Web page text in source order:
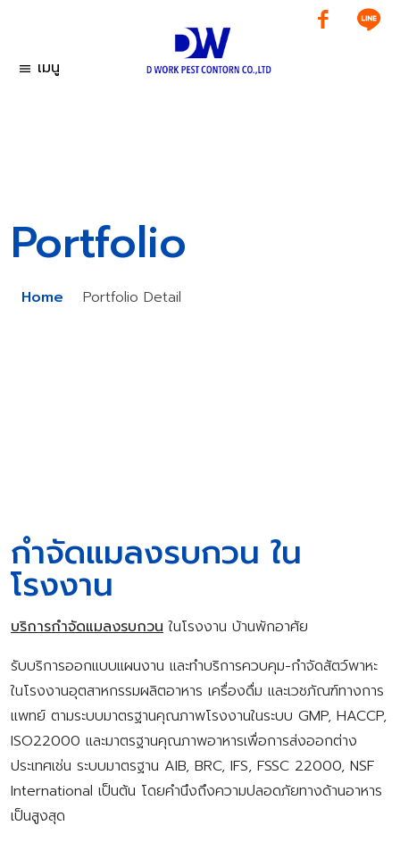
menu เมนู
Portfolio
Home Portfolio Detail
กำจัดแมลงรบกวน ใน
โรงงาน
บริการกำจัดแมลงรบกวน ในโรงงาน บ้านพักอาศัย
รับบริการออกแบบแผนงาน และทำบริการควบคุม-กำจัดสัตว์พาหะ
ในโรงงานอุตสาหกรรมผลิตอาหาร เครื่องดื่ม และเวชภัณฑ์ทางการ
แพทย์ ตามระบบมาตรฐานคุณภาพโรงงานในระบบ GMP, HACCP,
ISO22000 และมาตรฐานคุณภาพอาหารเพื่อการส่งออกต่าง
ประเทศเช่น ระบบมาตรฐาน AIB, BRC, IFS, FSSC 22000, NSF
International เป็นต้น โดยคำนึงถึงความปลอดภัยทางด้านอาหาร
เป็นสูงสุด